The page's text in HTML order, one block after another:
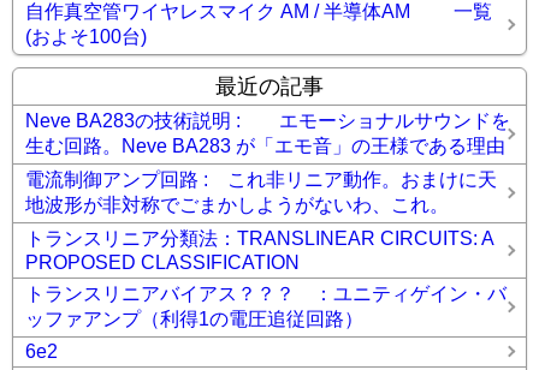
自作真空管ワイヤレスマイク AM / 半導体AM 一覧
(およそ100台)
最近の記事
Neve BA283の技術説明 : エモーショナルサウンドを
生む回路。Neve BA283 が「エモ音」の王様である理由
電流制御アンプ回路 : これ非リニア動作。おまけに天
地波形が非対称でごまかしようがないわ、これ。
トランスリニア分類法：TRANSLINEAR CIRCUITS: A
PROPOSED CLASSIFICATION
トランスリニアバイアス？？？ ：ユニティゲイン・バ
ッファアンプ（利得1の電圧追従回路）
6e2